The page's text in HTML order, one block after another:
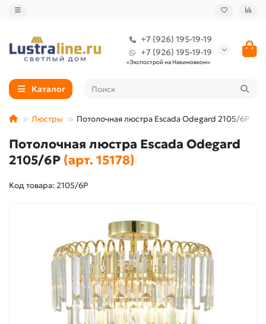
+7 (926) 195-19-19
+7 (926) 195-19-19
«Экспострой на Нахимовком»
Каталог
Люстры Потолочная люстра Escada Odegard 2105/6P
Потолочная люстра Escada Odegard
2105/6P (арт. 15178)
Код товара: 2105/6P